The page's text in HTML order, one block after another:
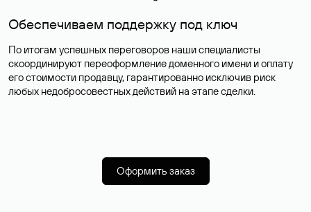
Обеспечиваем поддержку под ключ
По итогам успешных переговоров наши специалисты
скоординируют переоформление доменного имени и оплату
его стоимости продавцу, гарантированно исключив риск
любых недобросовестных действий на этапе сделки.
Оформить заказ